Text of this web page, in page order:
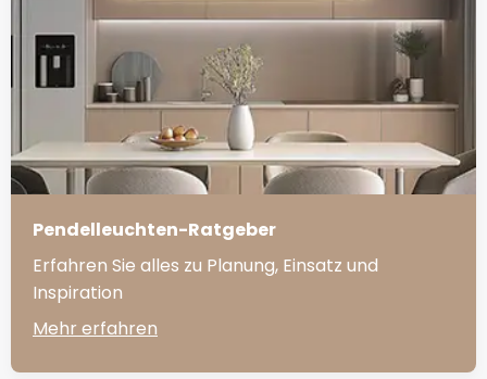
Pendelleuchten-Ratgeber
Erfahren Sie alles zu Planung, Einsatz und
Inspiration
Mehr erfahren